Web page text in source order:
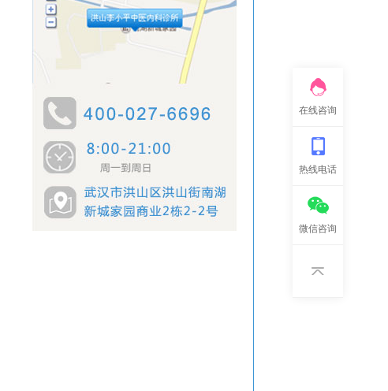
在线咨询
热线电话
微信咨询